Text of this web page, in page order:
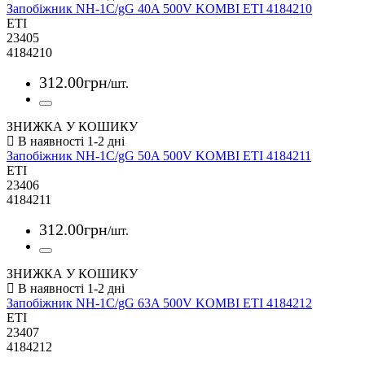
Запобіжник NH-1C/gG 40A 500V KOMBI ETI 4184210
ETI
23405
4184210
312.00грн/шт.
ЗНИЖКА У КОШИКУ
Запобіжник NH-1C/gG 50A 500V KOMBI ETI 4184211
ETI
23406
4184211
312.00грн/шт.
ЗНИЖКА У КОШИКУ
Запобіжник NH-1C/gG 63A 500V KOMBI ETI 4184212
ETI
23407
4184212